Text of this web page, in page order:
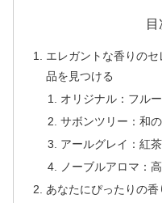
目
エレガントな香りの
品を見つける
オリジナル：フル
サボンツリー：和
アールグレイ：紅
ノーブルアロマ：
あなたにぴったりの